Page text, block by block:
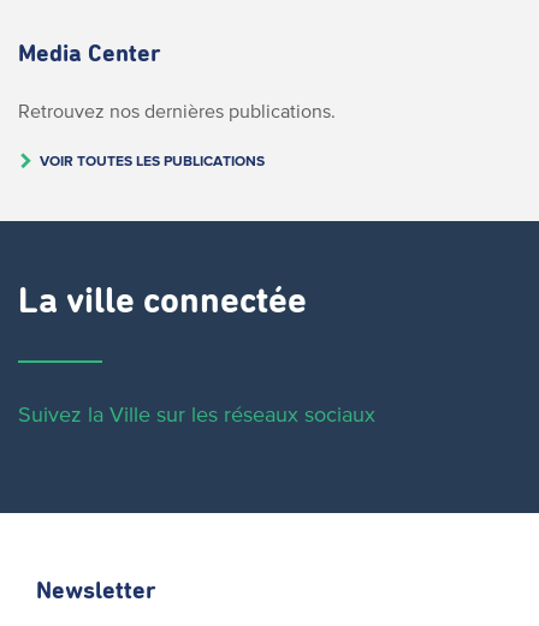
Media Center
Retrouvez nos dernières publications.
VOIR TOUTES LES PUBLICATIONS
La ville connectée
Suivez la Ville sur les réseaux sociaux
Newsletter